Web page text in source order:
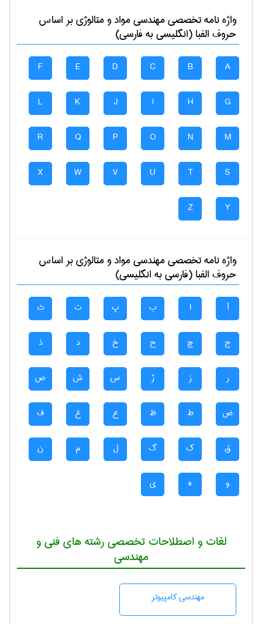
واژه نامه تخصصیمهندسی مواد و متالوژیبر اساس
حروف الفبا (انگلیسی به فارسی)
A
B
C
D
E
F
G
H
I
J
K
L
M
N
O
P
Q
R
S
T
U
V
W
X
Y
Z
واژه نامه تخصصیمهندسی مواد و متالوژیبر اساس
حروف الفبا (فارسی به انگلیسی)
آ ا ب پ ت ث
ج چ ح خ د ذ
ر ز ژ س ش ص
ض ط ظ ع غ ف
ق ک گ ل م ن
و ه ی
لغات و اصطلاحات تخصصی رشته های فنی و
مهندسی
مهندسی كامپيوتر